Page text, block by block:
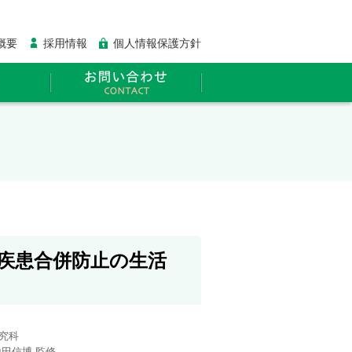
要 採用情報 個人情報保護方針
患合併防止の生活
科